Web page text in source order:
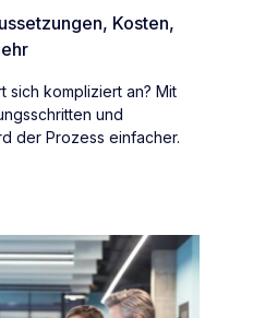
Kosten,
sich kompliziert an? Mit
und
der Prozess einfacher.